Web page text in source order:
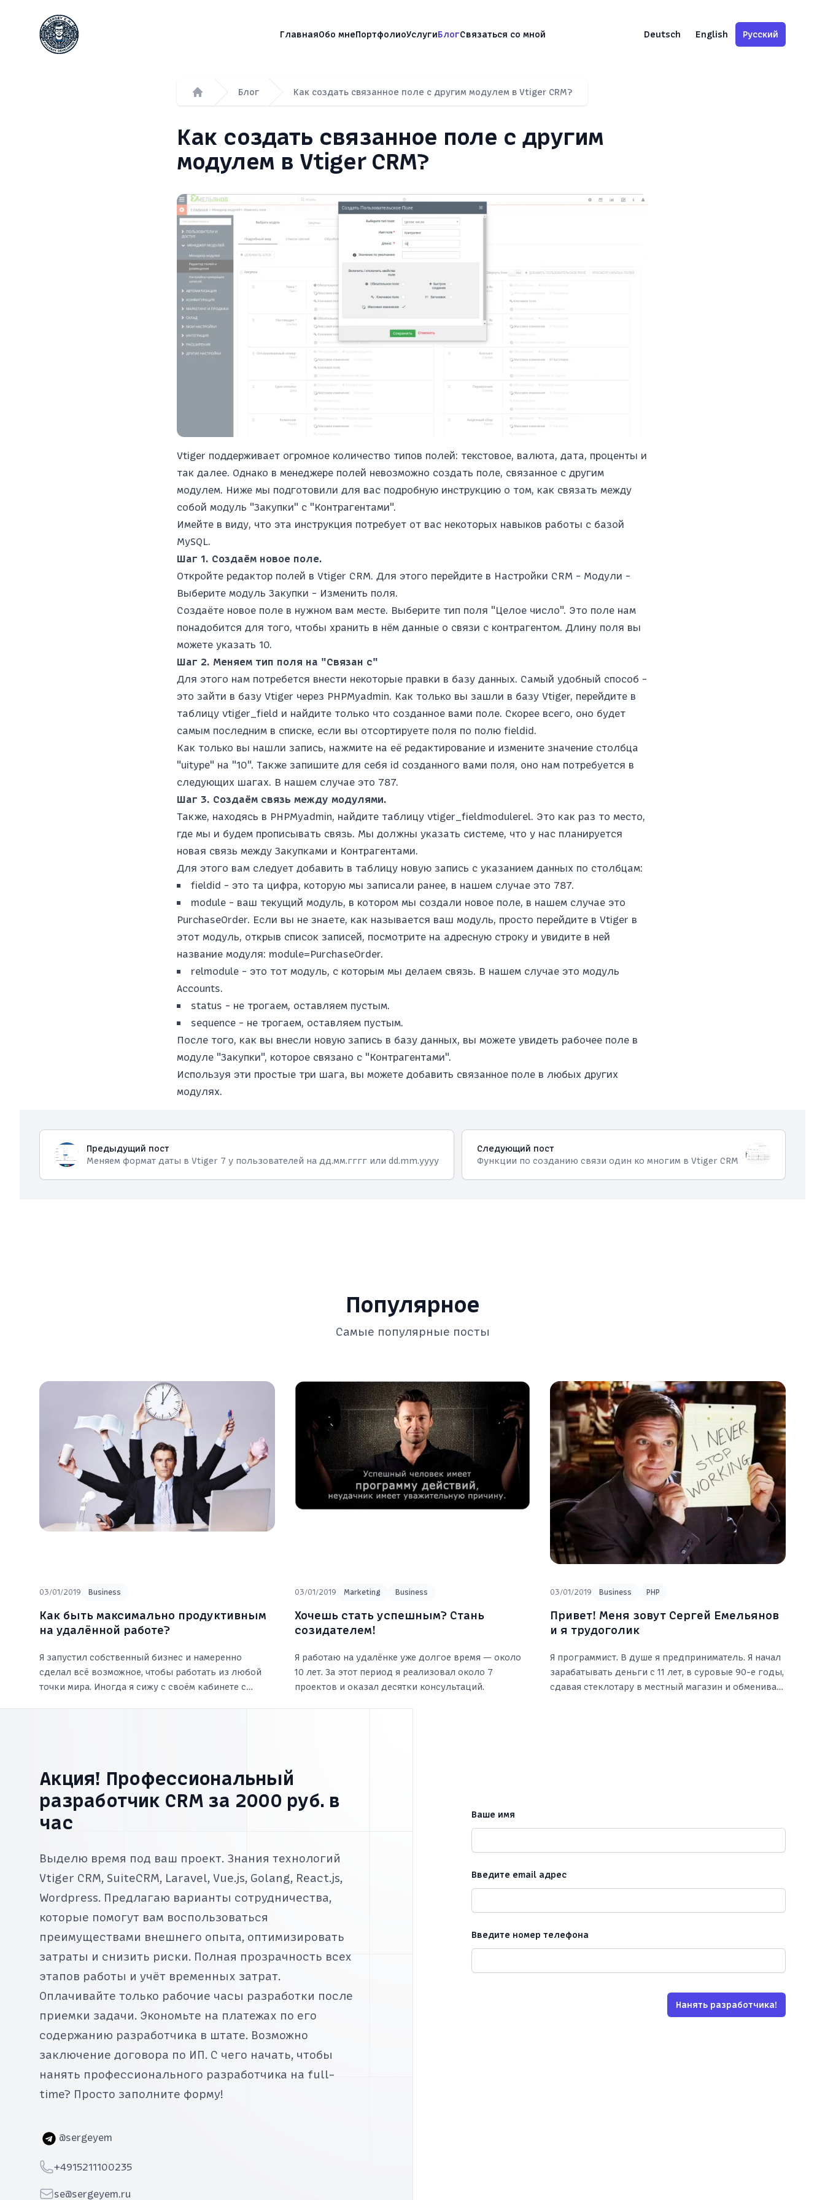
Сергей Емельянов - частный PHP-программист, разработчик Vtiger CRM
ГлавнаяОбо мнеПортфолиоУслугиБлогСвязаться со мной Deutsch English Русский
Главная
Блог Как создать связанное поле с другим модулем в Vtiger CRM?
Как создать связанное поле с другим
модулем в Vtiger CRM?
Vtiger поддерживает огромное количество типов полей: текстовое, валюта, дата, проценты и
так далее. Однако в менеджере полей невозможно создать поле, связанное с другим
модулем. Ниже мы подготовили для вас подробную инструкцию о том, как связать между
собой модуль "Закупки" с "Контрагентами".
Имейте в виду, что эта инструкция потребует от вас некоторых навыков работы с базой
MySQL.
Шаг 1. Создаём новое поле.
Откройте редактор полей в Vtiger CRM. Для этого перейдите в Настройки CRM - Модули -
Выберите модуль Закупки - Изменить поля.
Создаёте новое поле в нужном вам месте. Выберите тип поля "Целое число". Это поле нам
понадобится для того, чтобы хранить в нём данные о связи с контрагентом. Длину поля вы
можете указать 10.
Шаг 2. Меняем тип поля на "Связан с"
Для этого нам потребется внести некоторые правки в базу данных. Самый удобный способ -
это зайти в базу Vtiger через PHPMyadmin. Как только вы зашли в базу Vtiger, перейдите в
таблицу vtiger_field и найдите только что созданное вами поле. Скорее всего, оно будет
самым последним в списке, если вы отсортируете поля по полю fieldid.
Как только вы нашли запись, нажмите на её редактирование и измените значение столбца
"uitype" на "10". Также запишите для себя id созданного вами поля, оно нам потребуется в
следующих шагах. В нашем случае это 787.
Шаг 3. Создаём связь между модулями.
Также, находясь в PHPMyadmin, найдите таблицу vtiger_fieldmodulerel. Это как раз то место,
где мы и будем прописывать связь. Мы должны указать системе, что у нас планируется
новая связь между Закупками и Контрагентами.
Для этого вам следует добавить в таблицу новую запись с указанием данных по столбцам:
fieldid - это та цифра, которую мы записали ранее, в нашем случае это 787.
module - ваш текущий модуль, в котором мы создали новое поле, в нашем случае это
PurchaseOrder. Если вы не знаете, как называется ваш модуль, просто перейдите в Vtiger в
этот модуль, открыв список записей, посмотрите на адресную строку и увидите в ней
название модуля: module=PurchaseOrder.
relmodule - это тот модуль, с которым мы делаем связь. В нашем случае это модуль
Accounts.
status - не трогаем, оставляем пустым.
sequence - не трогаем, оставляем пустым.
После того, как вы внесли новую запись в базу данных, вы можете увидеть рабочее поле в
модуле "Закупки", которое связано с "Контрагентами".
Используя эти простые три шага, вы можете добавить связанное поле в любых других
модулях.
Предыдущий пост
Меняем формат даты в Vtiger 7 у пользователей на дд.мм.гггг или dd.mm.yyyy
Следующий пост
Функции по созданию связи один ко многим в Vtiger CRM
Популярное
Самые популярные посты
03/01/2019 Business
Как быть максимально продуктивным
на удалённой работе?
Я запустил собственный бизнес и намеренно
сделал всё возможное, чтобы работать из любой
точки мира. Иногда я сижу с своём кабинете с
03/01/2019 Marketing Business
Хочешь стать успешным? Стань
созидателем!
Я работаю на удалёнке уже долгое время — около
10 лет. За этот период я реализовал около 7
проектов и оказал десятки консультаций.
03/01/2019 Business PHP
Привет! Меня зовут Сергей Емельянов
и я трудоголик
Я программист. В душе я предприниматель. Я начал
зарабатывать деньги с 11 лет, в суровые 90-е годы,
сдавая стеклотару в местный магазин и обменивая
Акция! Профессиональный
разработчик CRM за 2000 руб. в
час
Выделю время под ваш проект. Знания технологий
Vtiger CRM, SuiteCRM, Laravel, Vue.js, Golang, React.js,
Wordpress. Предлагаю варианты сотрудничества,
которые помогут вам воспользоваться
преимуществами внешнего опыта, оптимизировать
затраты и снизить риски. Полная прозрачность всех
этапов работы и учёт временных затрат.
Оплачивайте только рабочие часы разработки после
приемки задачи. Экономьте на платежах по его
содержанию разработчика в штате. Возможно
заключение договора по ИП. С чего начать, чтобы
нанять профессионального разработчика на full-
time? Просто заполните форму!
Telegram
@sergeyem
Telephone
+4915211100235
Emailse@sergeyem.ru
Ваше имя
Введите email адрес
Введите номер телефона
Нанять разработчика!